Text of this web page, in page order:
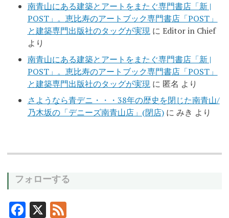
南青山にある建築とアートをまたぐ専門書店「新 |
POST」。恵比寿のアートブック専門書店「POST」
と建築専門出版社のタッグが実現に Editor in Chief
より
南青山にある建築とアートをまたぐ専門書店「新 |
POST」。恵比寿のアートブック専門書店「POST」
と建築専門出版社のタッグが実現に 匿名 より
さようなら青デニ・・・38年の歴史を閉じた南青山/
乃木坂の「デニーズ南青山店」(閉店)に みき より
フォローする
F X F